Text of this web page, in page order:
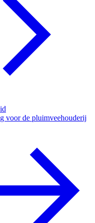
voor de pluimveehouderij